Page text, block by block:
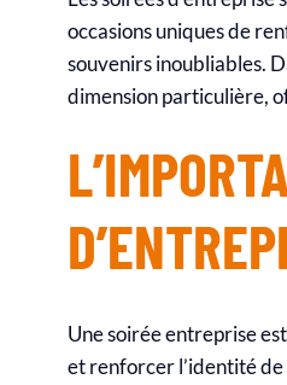
occasions uniques de
souvenirs inoubliables.
dimension particulière,
Une soirée entreprise
et renforcer l’identité de